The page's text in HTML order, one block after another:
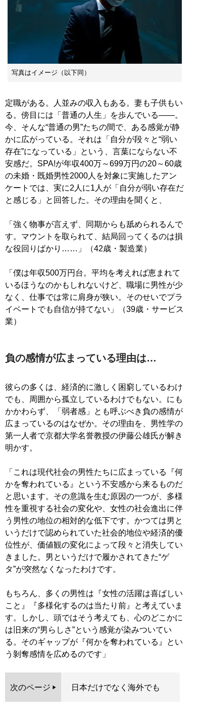
写真はイメージ（以下同）
定職がある。人並みの収入もある。妻も子供もい
る。傍目には「普通の人生」を歩んでいる――。
今、そんな“普通の男”たちの間で、ある感覚が静
かに広がっている。それは「自分が段々と“弱い
存在”になっている」という、言葉にならない不
安感だ。SPA!が年収400万～699万円の20～60歳
の未婚・既婚男性2000人を対象に実施したアン
ケートでは、実に2人に1人が「自分が弱い存在だ
と感じる」と回答した。その理由を聞くと、
「強く物事が言えず、同期からも舐められるんで
す。マウントを取られて、結局回ってくるのは損
な役回りばかり……」（42歳・製造業）
「僕は年収500万円台。平均を考えれば恵まれて
いるほうなのかもしれないけど、職場に男性が少
なく、仕事では常に肩身が狭い。そのせいでプラ
イベートでも自信が持てない」（39歳・サービス
業）
負の感情が広まっている理由は…
彼らの多くは、経済的に激しく困窮しているわけ
でも、周囲から孤立しているわけでもない。にも
かかわらず、「弱者感」とも呼ぶべき負の感情が
広まっているのはなぜか。その理由を、男性学の
第一人者で京都大学名誉教授の伊藤公雄氏が解き
明かす。
「これは現代社会の男性たちに広まっている『何
かを奪われている』という不安感から来るものだ
と思います。その意識を生む原因の一つが、多様
性を重視する社会の変化や、女性の社会進出に伴
う男性の地位の相対的な低下です。かつては男と
いうだけで認められていた社会的地位や経済的優
位性が、価値観の変化によって段々と消失してい
きました。男というだけで履かされてきた“ゲ
タ”が突然なくなったわけです。
もちろん、多くの男性は『女性の活躍は喜ばしい
こと』『多様化するのは当たり前』と考えていま
す。しかし、頭ではそう考えても、心のどこかに
は旧来の“男らしさ”という感覚が染みついてい
る。そのギャップが『何かを奪われている』とい
う剝奪感情を広めるのです」
次のページ 日本だけでなく海外でも